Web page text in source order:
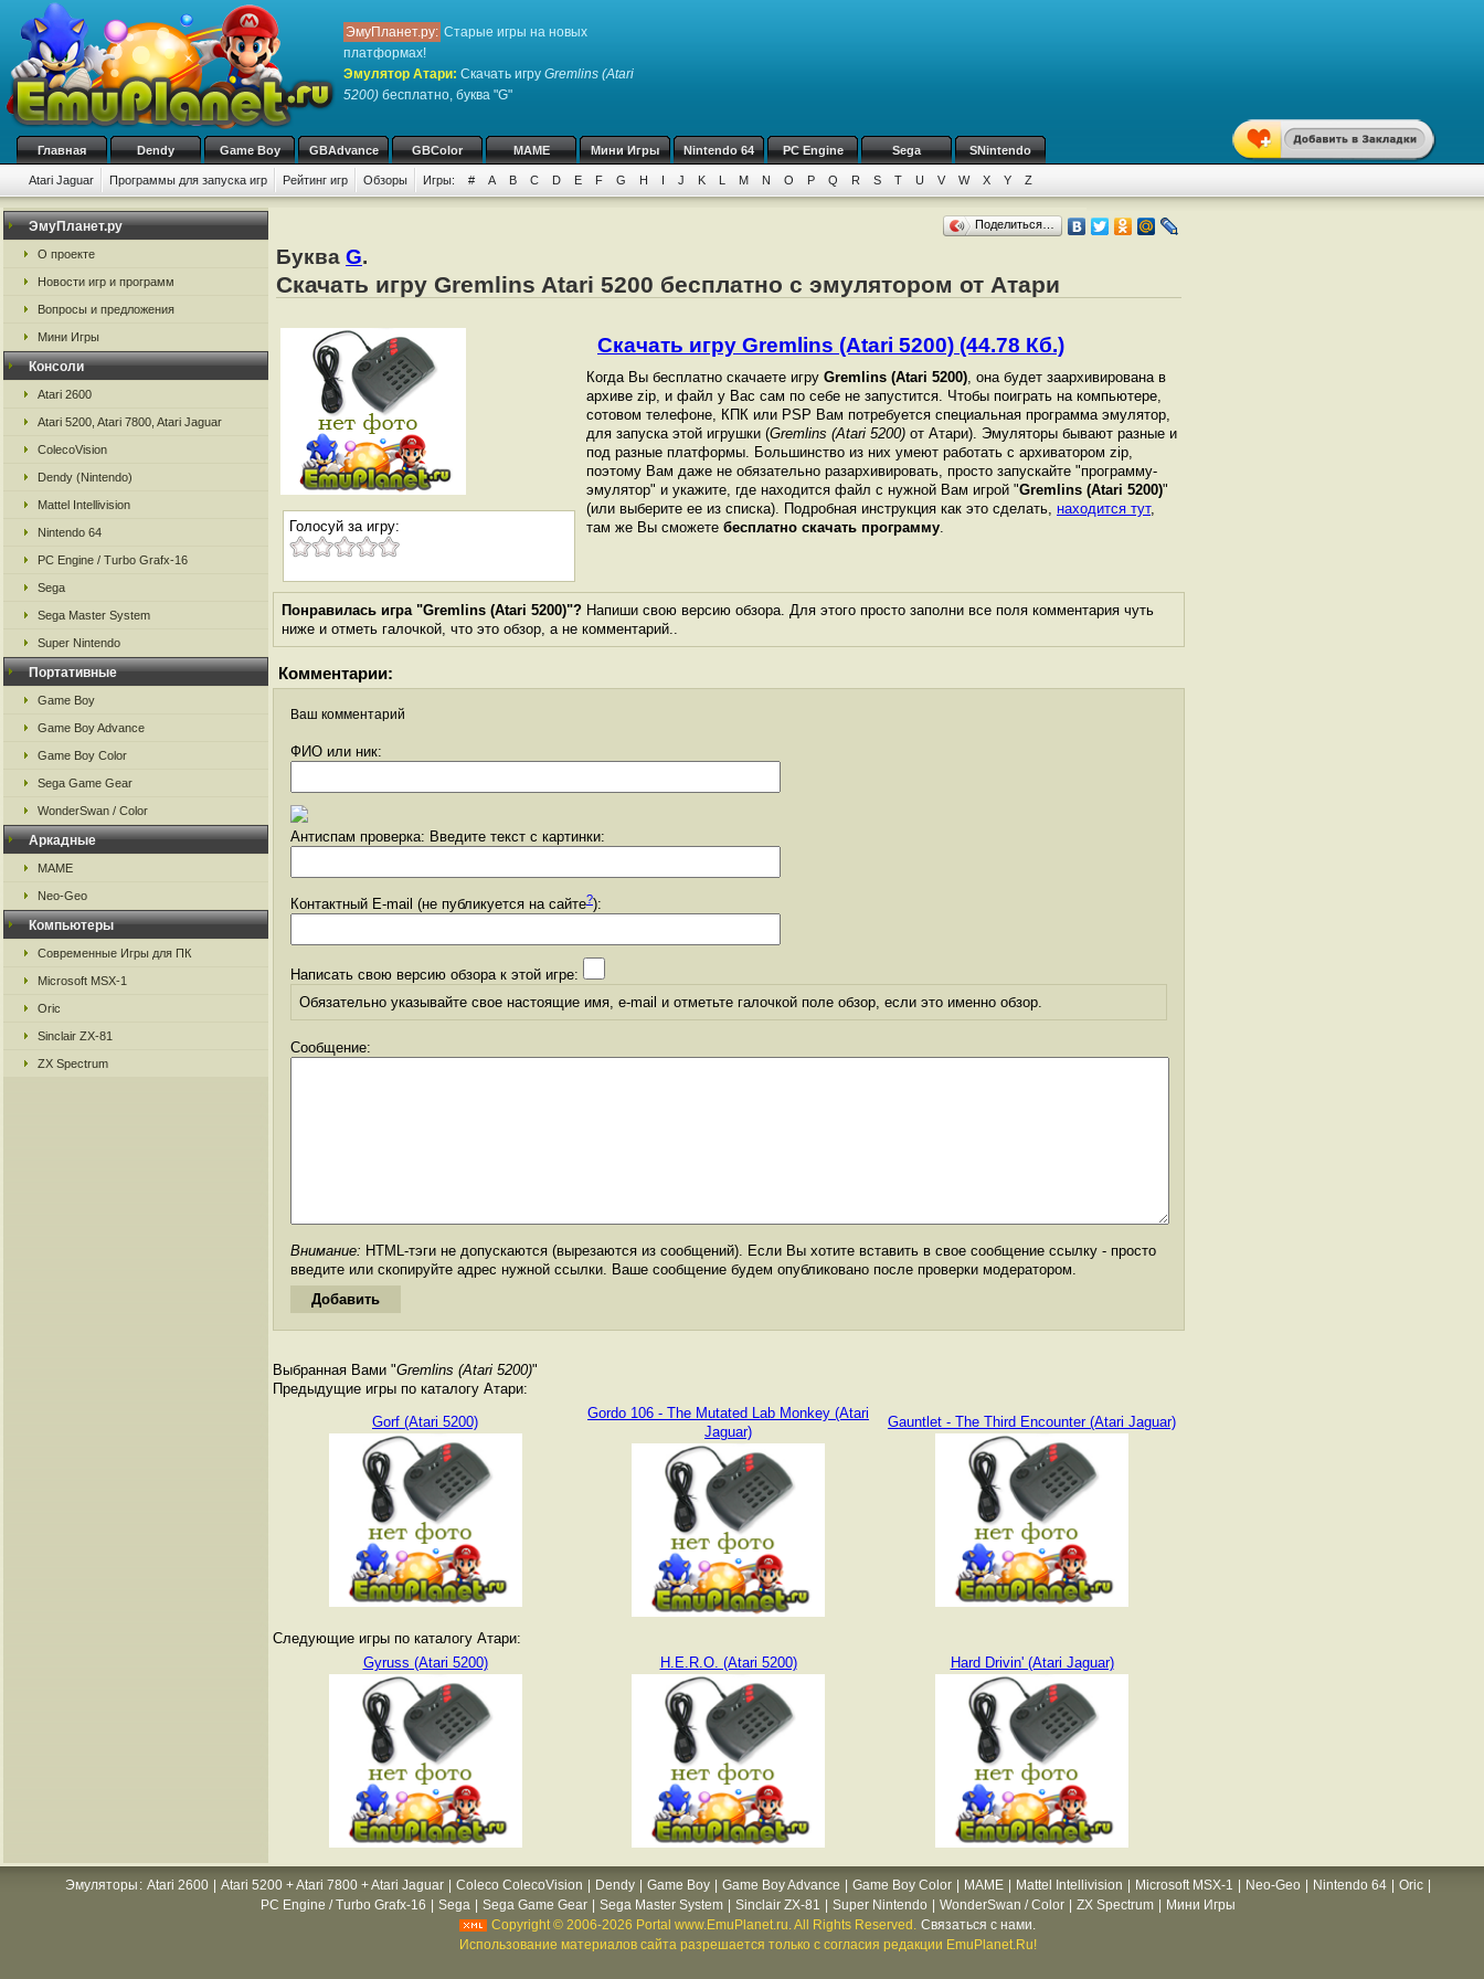
ЭмуПланет.ру: Старые игры на новых
платформах!
Эмулятор Атари: Скачать игру Gremlins (Atari
5200) бесплатно, буква "G"
Главная Dendy Game Boy GBAdvance GBColor MAME Мини Игры Nintendo 64 PC Engine Sega SNintendo
Atari Jaguar Программы для запуска игр Рейтинг игр Обзоры Игры: # A B C D E F G H I J K L M N O P Q R S T U V W X Y Z
ЭмуПланет.ру
О проекте
Новости игр и программ
Вопросы и предложения
Мини Игры
Консоли
Atari 2600
Atari 5200, Atari 7800, Atari Jaguar
ColecoVision
Dendy (Nintendo)
Mattel Intellivision
Nintendo 64
PC Engine / Turbo Grafx-16
Sega
Sega Master System
Super Nintendo
Портативные
Game Boy
Game Boy Advance
Game Boy Color
Sega Game Gear
WonderSwan / Color
Аркадные
MAME
Neo-Geo
Компьютеры
Современные Игры для ПК
Microsoft MSX-1
Oric
Sinclair ZX-81
ZX Spectrum
Поделиться…
Буква G.
Скачать игру Gremlins Atari 5200 бесплатно с эмулятором от Атари
Голосуй за игру:
Скачать игру Gremlins (Atari 5200) (44.78 Кб.)
Когда Вы бесплатно скачаете игру Gremlins (Atari 5200), она будет заархивирована в
архиве zip, и файл у Вас сам по себе не запустится. Чтобы поиграть на компьютере,
сотовом телефоне, КПК или PSP Вам потребуется специальная программа эмулятор,
для запуска этой игрушки (Gremlins (Atari 5200) от Атари). Эмуляторы бывают разные и
под разные платформы. Большинство из них умеют работать с архиватором zip,
поэтому Вам даже не обязательно разархивировать, просто запускайте "программу-
эмулятор" и укажите, где находится файл с нужной Вам игрой "Gremlins (Atari 5200)"
(или выберите ее из списка). Подробная инструкция как это сделать, находится тут,
там же Вы сможете бесплатно скачать программу.
Понравилась игра "Gremlins (Atari 5200)"? Напиши свою версию обзора. Для этого просто заполни все поля комментария чуть
ниже и отметь галочкой, что это обзор, а не комментарий..
Комментарии:
Ваш комментарий
ФИО или ник:
Антиспам проверка: Введите текст с картинки:
Контактный E-mail (не публикуется на сайте?):
Написать свою версию обзора к этой игре:
Обязательно указывайте свое настоящие имя, e-mail и отметьте галочкой поле обзор, если это именно обзор.
Сообщение:
Внимание: HTML-тэги не допускаются (вырезаются из сообщений). Если Вы хотите вставить в свое сообщение ссылку - просто
введите или скопируйте адрес нужной ссылки. Ваше сообщение будем опубликовано после проверки модератором.
Выбранная Вами "Gremlins (Atari 5200)"
Предыдущие игры по каталогу Атари:
Gorf (Atari 5200)
Gordo 106 - The Mutated Lab Monkey (Atari
Jaguar)
Gauntlet - The Third Encounter (Atari Jaguar)
Следующие игры по каталогу Атари:
Gyruss (Atari 5200)
H.E.R.O. (Atari 5200) Hard Drivin' (Atari Jaguar)
Эмуляторы : Atari 2600 Atari 5200 + Atari 7800 + Atari Jaguar Coleco ColecoVision Dendy Game Boy Game Boy Advance Game Boy Color MAME Mattel Intellivision Microsoft MSX-1 Neo-Geo Nintendo 64 Oric
PC Engine / Turbo Grafx-16
Sega Sega Game Gear Sega Master System Sinclair ZX-81 Super Nintendo WonderSwan / Color ZX Spectrum
Мини Игры
Copyright © 2006-2026 Portal www.EmuPlanet.ru. All Rights Reserved. Связаться с нами.
Использование материалов сайта разрешается только с согласия редакции EmuPlanet.Ru!